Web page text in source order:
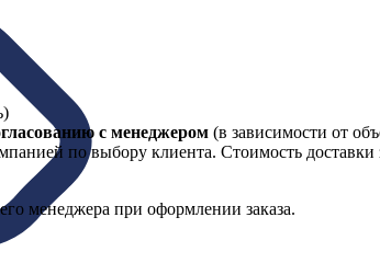
с менеджером (в зависимости от
по выбору клиента. Стоимость
менеджера при оформлении заказа.